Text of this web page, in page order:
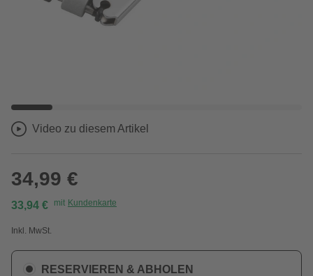
Video zu diesem Artikel
34,99 €
33,94 € mit Kundenkarte
Inkl. MwSt.
RESERVIEREN & ABHOLEN